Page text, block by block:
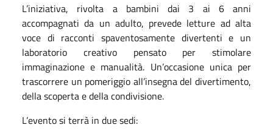
L’iniziativa, rivolta a bambini dai 3 ai 6 anni
accompagnati da un adulto, prevede letture ad alta
voce di racconti spaventosamente divertenti e un
laboratorio creativo pensato per stimolare
immaginazione e manualità. Un’occasione unica per
trascorrere un pomeriggio all’insegna del divertimento,
della scoperta e della condivisione.
L’evento si terrà in due sedi: